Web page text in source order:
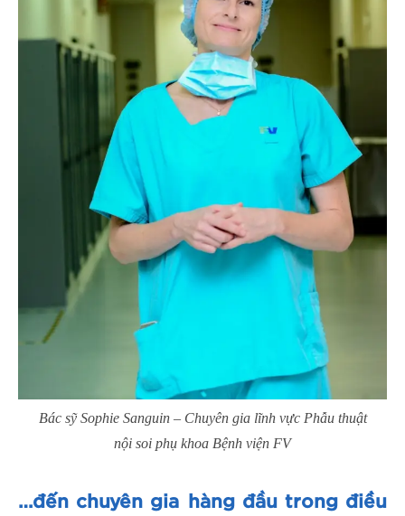
Bác sỹ Sophie Sanguin – Chuyên gia lĩnh vực Phẫu thuật
nội soi phụ khoa Bệnh viện FV
…đến chuyên gia hàng đầu trong điều